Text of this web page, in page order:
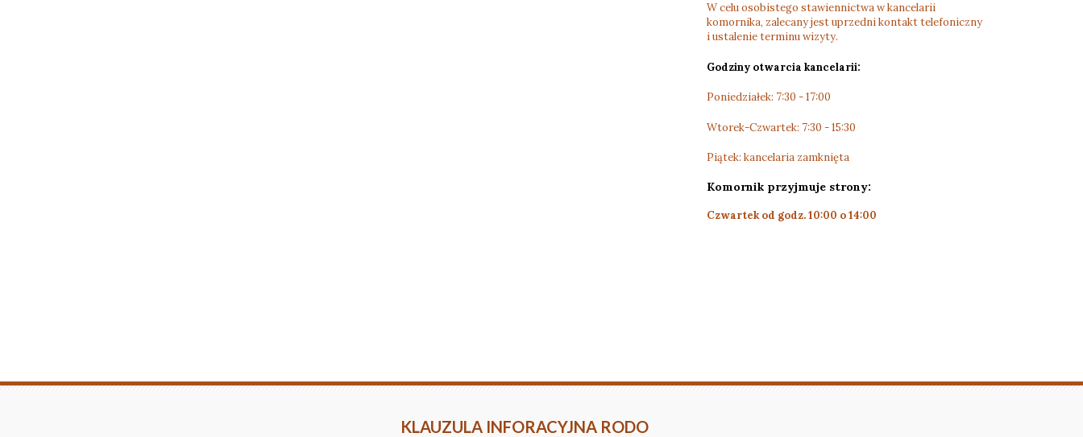
W celu osobistego stawiennictwa w kancelarii
komornika, zalecany jest uprzedni kontakt telefoniczny
i ustalenie terminu wizyty.
Godziny otwarcia kancelarii:
Poniedziałek: 7:30 - 17:00
Wtorek-Czwartek: 7:30 - 15:30
Piątek: kancelaria zamknięta
Komornik przyjmuje strony:
Czwartek od godz. 10:00 o 14:00
KLAUZULA INFORACYJNA RODO